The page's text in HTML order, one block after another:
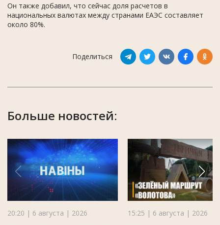
Он также добавил, что сейчас доля расчетов в
национальных валютах между странами ЕАЭС составляет
около 80%.
Поделиться
Больше новостей:
20:20 | 6 августа | 2026 15:25 | 6 августа | 2026